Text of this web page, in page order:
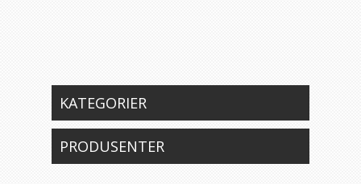
KATEGORIER
PRODUSENTER